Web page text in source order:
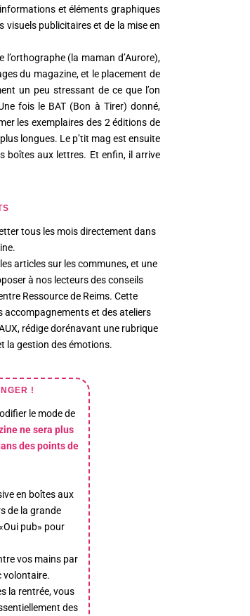
et éléments graphiques
visuels publicitaires et de la mise en
(la maman d’Aurore),
du magazine, et le placement de
un peu stressant de ce que l’on
fois le BAT (Bon à Tirer) donné,
les exemplaires des 2 éditions de
longues. Le p’tit mag est ensuite
boîtes aux lettres. Et enfin, il arrive
tous les mois directement dans
articles sur les communes, et une
à nos lecteurs des conseils
Ressource de Reims. Cette
accompagnements et des ateliers
rédige dorénavant une rubrique
la gestion des émotions.
!
le mode de
ne sera plus
des points de
en boîtes aux
de la grande
pub» pour
vos mains par
volontaire.
la rentrée, vous
des